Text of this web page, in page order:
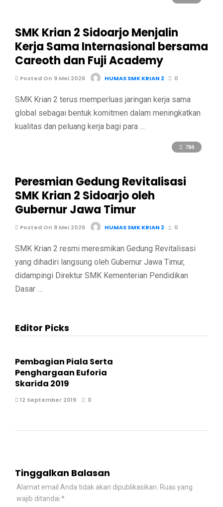
SMK Krian 2 Sidoarjo Menjalin
Kerja Sama Internasional bersama
Careoth dan Fuji Academy
Posted On 9 Mei 2026 HUMAS SMK KRIAN 2 0
SMK Krian 2 terus memperluas jaringan kerja sama
global sebagai bentuk komitmen dalam meningkatkan
kualitas dan peluang kerja bagi para …
784
Peresmian Gedung Revitalisasi
SMK Krian 2 Sidoarjo oleh
Gubernur Jawa Timur
Posted On 8 Mei 2026 HUMAS SMK KRIAN 2 0
SMK Krian 2 resmi meresmikan Gedung Revitalisasi
yang dihadiri langsung oleh Gubernur Jawa Timur,
didampingi Direktur SMK Kementerian Pendidikan
Dasar …
Editor Picks
Pembagian Piala Serta
Penghargaan Euforia
Skarida 2019
12 September 2019 0
Tinggalkan Balasan
Alamat email Anda tidak akan dipublikasikan. Ruas yang
wajib ditandai *